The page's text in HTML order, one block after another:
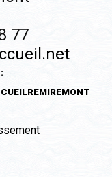
77